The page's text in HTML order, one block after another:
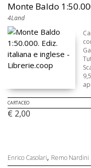
Monte Baldo
4Land
CARTACEO
€ 2,00
Enrico Casolari, Remo Nardini